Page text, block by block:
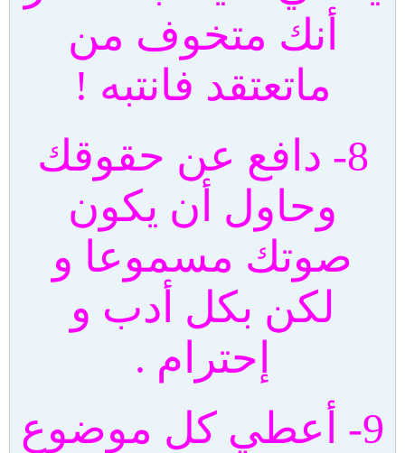
أنك متخوف من
ماتعتقد فانتبه !
8- دافع عن حقوقك
وحاول أن يكون
صوتك مسموعا و
لكن بكل أدب و
إحترام .
9- أعطي كل موضوع